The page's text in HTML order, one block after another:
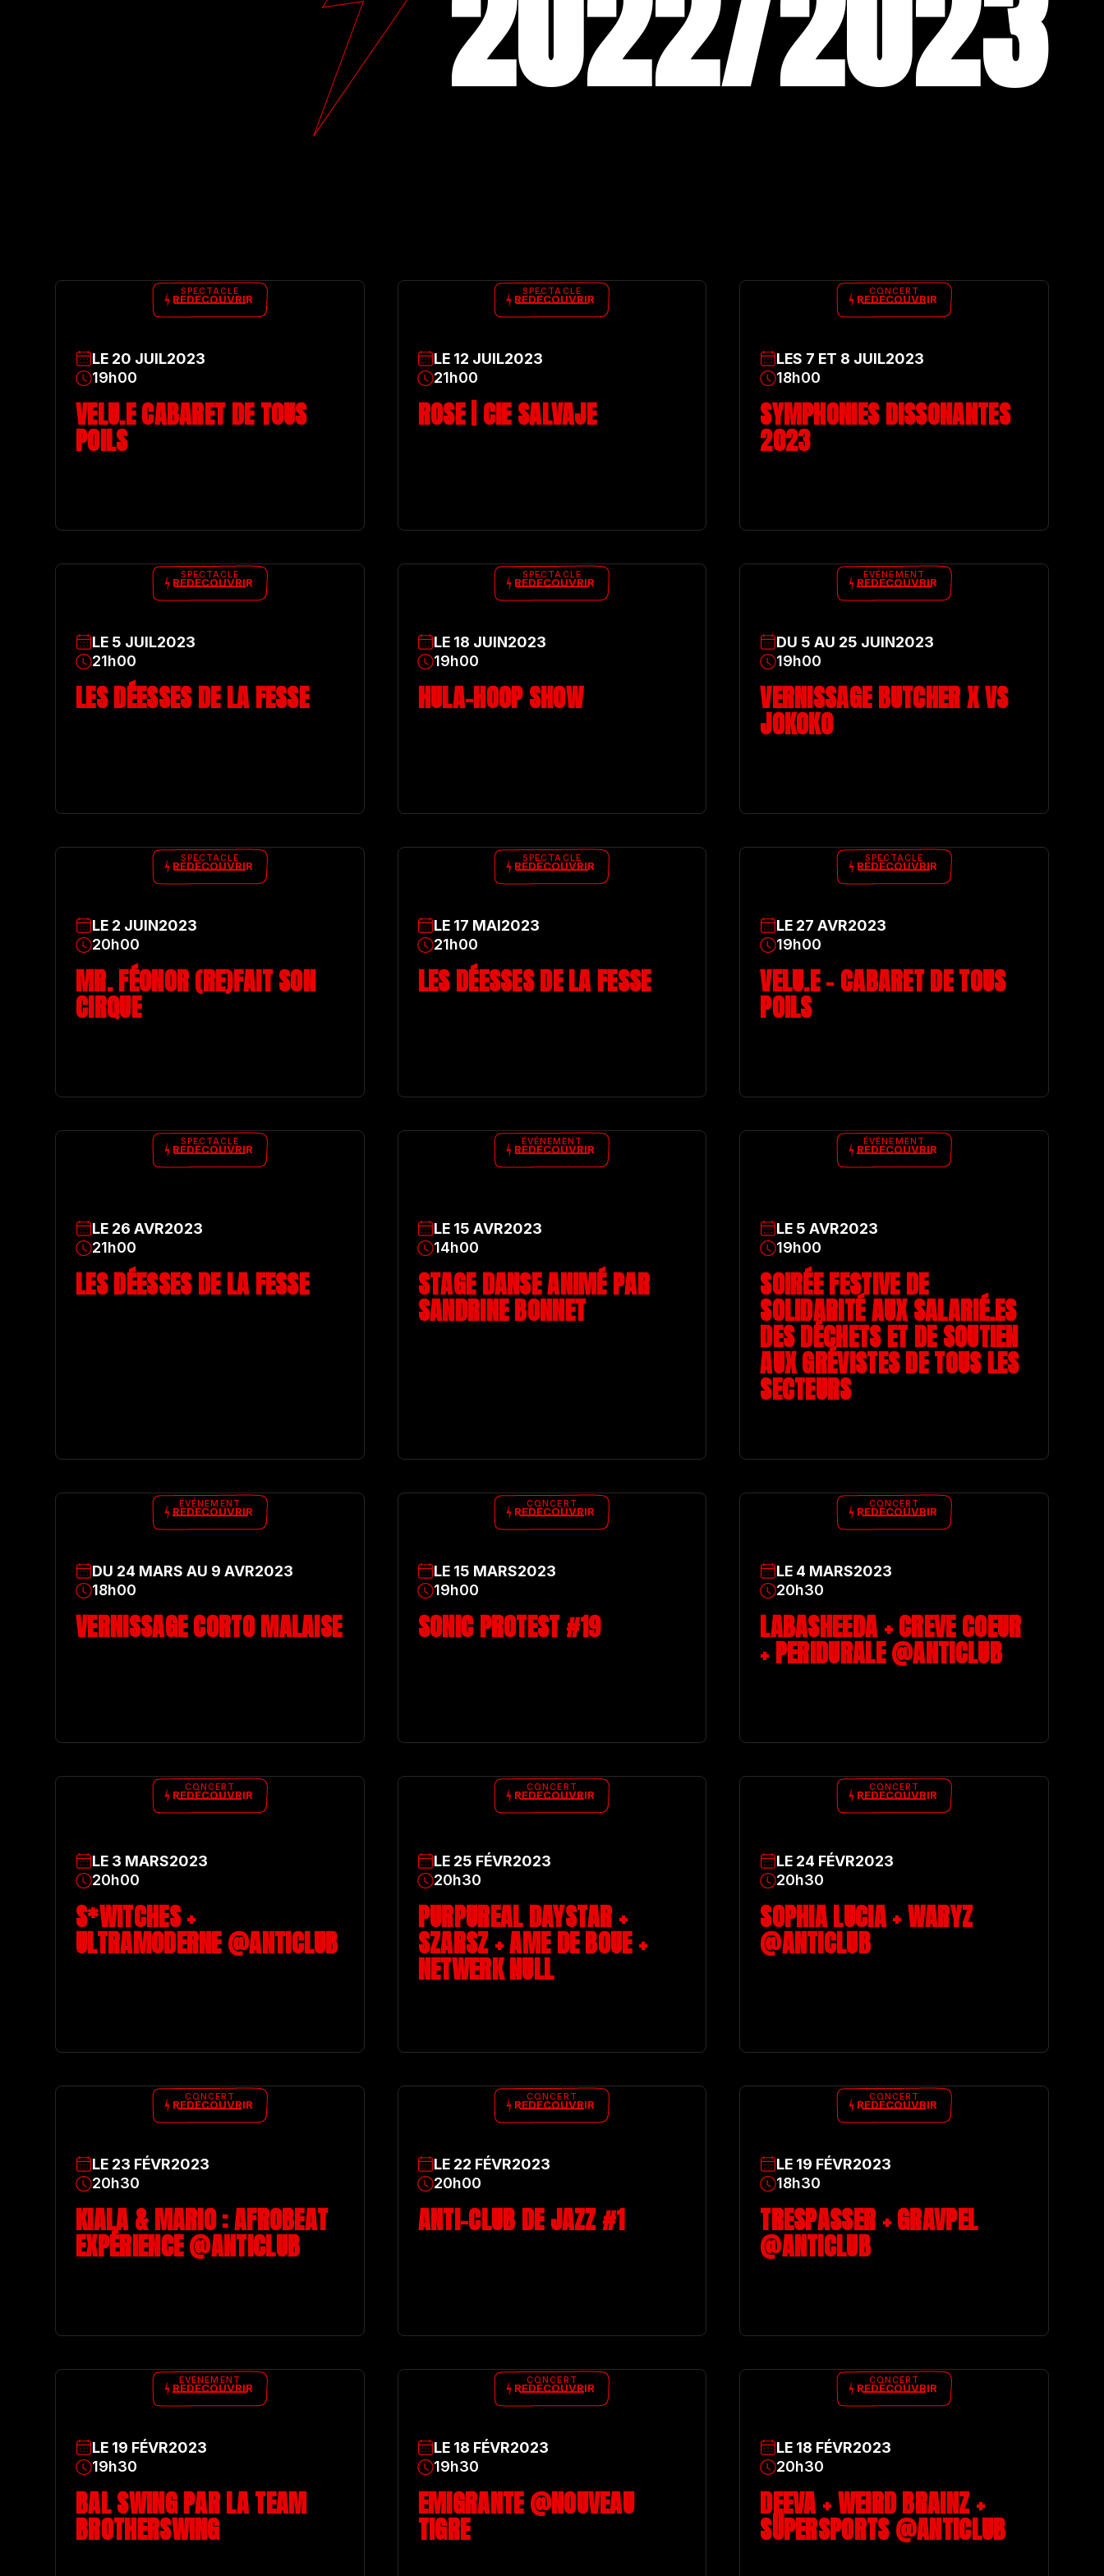
LE 20 JUIL2023
19h00
VELU.E CABARET DE TOUS
POILS
REDÉCOUVRIR
SPECTACLE
LE 12 JUIL2023
21h00
ROSE | CIE SALVAJE
REDÉCOUVRIR
SPECTACLE
LES 7 ET 8 JUIL2023
18h00
SYMPHONIES DISSONANTES
2023
REDÉCOUVRIR
CONCERT
LE 5 JUIL2023
21h00
LES DÉESSES DE LA FESSE
REDÉCOUVRIR
SPECTACLE
LE 18 JUIN2023
19h00
HULA-HOOP SHOW
REDÉCOUVRIR
SPECTACLE
DU 5 AU 25 JUIN2023
19h00
VERNISSAGE BUTCHER X VS
JOKOKO
REDÉCOUVRIR
ÉVÉNEMENT
LE 2 JUIN2023
20h00
MR. FÉONOR (RE)FAIT SON
CIRQUE
REDÉCOUVRIR
SPECTACLE
LE 17 MAI2023
21h00
LES DÉESSES DE LA FESSE
REDÉCOUVRIR
SPECTACLE
LE 27 AVR2023
19h00
VELU.E – CABARET DE TOUS
POILS
REDÉCOUVRIR
SPECTACLE
LE 26 AVR2023
21h00
LES DÉESSES DE LA FESSE
REDÉCOUVRIR
SPECTACLE
LE 15 AVR2023
14h00
STAGE DANSE ANIMÉ PAR
SANDRINE BONNET
REDÉCOUVRIR
ÉVÉNEMENT
LE 5 AVR2023
19h00
SOIRÉE FESTIVE DE
SOLIDARITÉ AUX SALARIÉ.ES
DES DÉCHETS ET DE SOUTIEN
AUX GRÉVISTES DE TOUS LES
SECTEURS
REDÉCOUVRIR
ÉVÉNEMENT
DU 24 MARS AU 9 AVR2023
18h00
VERNISSAGE CORTO MALAISE
REDÉCOUVRIR
ÉVÉNEMENT
LE 15 MARS2023
19h00
SONIC PROTEST #19
REDÉCOUVRIR
CONCERT
LE 4 MARS2023
20h30
LABASHEEDA + CREVE COEUR
+ PERIDURALE @ANTICLUB
REDÉCOUVRIR
CONCERT
LE 3 MARS2023
20h00
S*WITCHES +
ULTRAMODERNE @ANTICLUB
REDÉCOUVRIR
CONCERT
LE 25 FÉVR2023
20h30
PURPUREAL DAYSTAR +
SZARSZ + AME DE BOUE +
NETWERK NULL
REDÉCOUVRIR
CONCERT
LE 24 FÉVR2023
20h30
SOPHIA LUCIA + WARYZ
@ANTICLUB
REDÉCOUVRIR
CONCERT
LE 23 FÉVR2023
20h30
KIALA & MARIO : AFROBEAT
EXPÉRIENCE @ANTICLUB
REDÉCOUVRIR
CONCERT
LE 22 FÉVR2023
20h00
ANTI-CLUB DE JAZZ #1
REDÉCOUVRIR
CONCERT
LE 19 FÉVR2023
18h30
TRESPASSER + GRAVPEL
@ANTICLUB
REDÉCOUVRIR
CONCERT
LE 19 FÉVR2023
19h30
BAL SWING PAR LA TEAM
BROTHERSWING
REDÉCOUVRIR
ÉVÉNEMENT
LE 18 FÉVR2023
19h30
EMIGRANTE @NOUVEAU
TIGRE
REDÉCOUVRIR
CONCERT
LE 18 FÉVR2023
20h30
DEEVA + WEIRD BRAINZ +
SÜPERSPORTS @ANTICLUB
REDÉCOUVRIR
CONCERT